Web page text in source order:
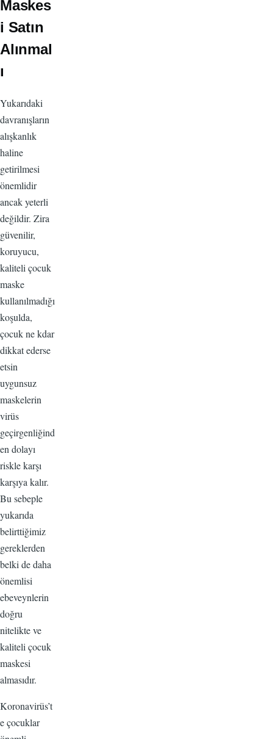
Maskes
i Satın
Alınmal
ı
Yukarıdaki
davranışların
alışkanlık
haline
getirilmesi
önemlidir
ancak yeterli
değildir. Zira
güvenilir,
koruyucu,
kaliteli çocuk
maske
kullanılmadığı
koşulda,
çocuk ne kdar
dikkat ederse
etsin
uygunsuz
maskelerin
virüs
geçirgenliğind
en dolayı
riskle karşı
karşıya kalır.
Bu sebeple
yukarıda
belirttiğimiz
gereklerden
belki de daha
önemlisi
ebeveynlerin
doğru
nitelikte ve
kaliteli çocuk
maskesi
almasıdır.
Koronavirüs’t
e çocuklar